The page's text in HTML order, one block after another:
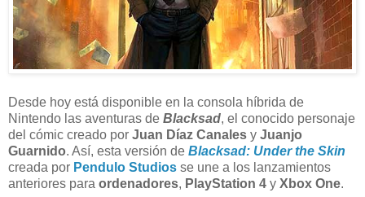
Desde hoy está disponible en la consola híbrida de
Nintendo las aventuras de Blacksad, el conocido personaje
del cómic creado por Juan Díaz Canales y Juanjo
Guarnido. Así, esta versión de Blacksad: Under the Skin
creada por Pendulo Studios se une a los lanzamientos
anteriores para ordenadores, PlayStation 4 y Xbox One.